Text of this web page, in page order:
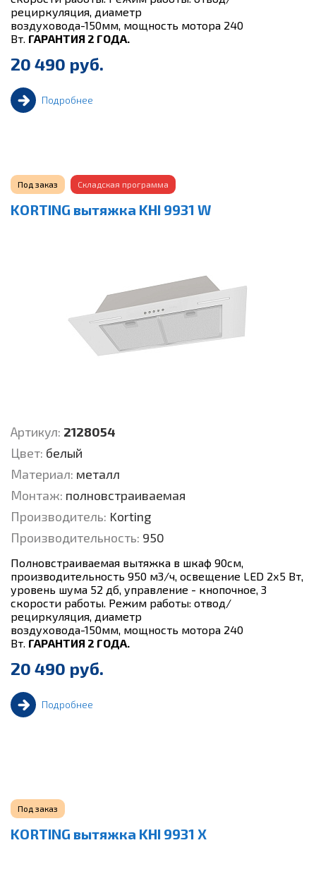
рециркуляция, диаметр
воздуховода-150мм, мощность мотора 240
Вт. ГАРАНТИЯ 2 ГОДА.
20 490 руб.
Подробнее
Под заказ Складская программа
KORTING вытяжка KHI 9931 W
Артикул: 2128054
Цвет: белый
Материал: металл
Монтаж: полновстраиваемая
Производитель: Korting
Производительность: 950
Полновстраиваемая вытяжка в шкаф 90см,
производительность 950 м3/ч, освещение LED 2х5 Вт,
уровень шума 52 дб, управление - кнопочное, 3
скорости работы. Режим работы: отвод/
рециркуляция, диаметр
воздуховода-150мм, мощность мотора 240
Вт. ГАРАНТИЯ 2 ГОДА.
20 490 руб.
Подробнее
Под заказ
KORTING вытяжка KHI 9931 X